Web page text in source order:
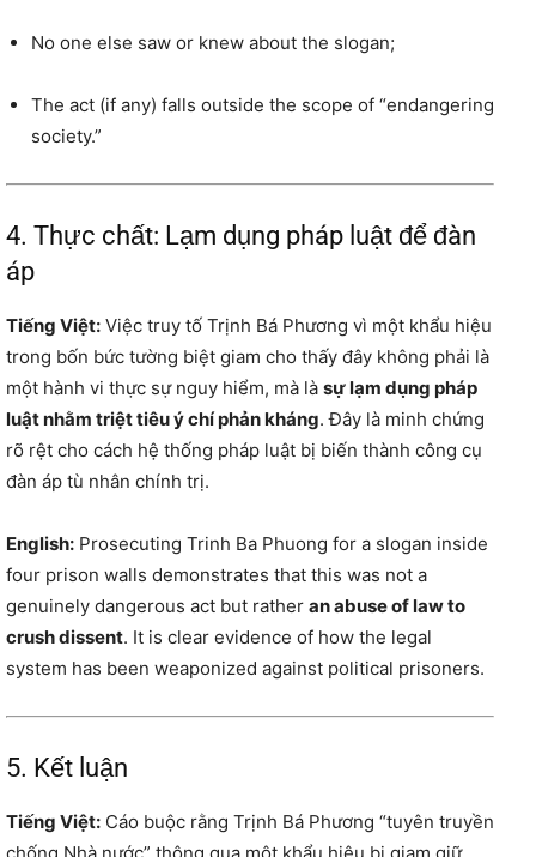
No one else saw or knew about the slogan;
The act (if any) falls outside the scope of “endangering
society.”
4. Thực chất: Lạm dụng pháp luật để đàn
áp
Tiếng Việt: Việc truy tố Trịnh Bá Phương vì một khẩu hiệu
trong bốn bức tường biệt giam cho thấy đây không phải là
một hành vi thực sự nguy hiểm, mà là sự lạm dụng pháp
luật nhằm triệt tiêu ý chí phản kháng. Đây là minh chứng
rõ rệt cho cách hệ thống pháp luật bị biến thành công cụ
đàn áp tù nhân chính trị.
English: Prosecuting Trinh Ba Phuong for a slogan inside
four prison walls demonstrates that this was not a
genuinely dangerous act but rather an abuse of law to
crush dissent. It is clear evidence of how the legal
system has been weaponized against political prisoners.
5. Kết luận
Tiếng Việt: Cáo buộc rằng Trịnh Bá Phương “tuyên truyền